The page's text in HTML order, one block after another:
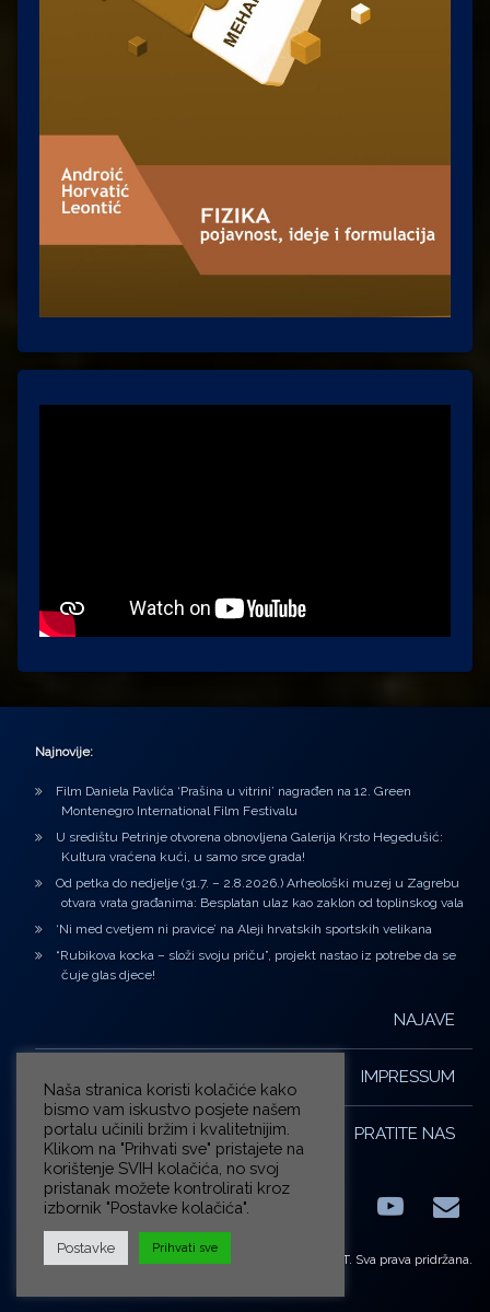
Najnovije:
Film Daniela Pavlića ‘Prašina u vitrini’ nagrađen na 12. Green
Montenegro International Film Festivalu
U središtu Petrinje otvorena obnovljena Galerija Krsto Hegedušić:
Kultura vraćena kući, u samo srce grada!
Od petka do nedjelje (31.7. – 2.8.2026.) Arheološki muzej u Zagrebu
otvara vrata građanima: Besplatan ulaz kao zaklon od toplinskog vala
‘Ni med cvetjem ni pravice’ na Aleji hrvatskih sportskih velikana
“Rubikova kocka – složi svoju priču”, projekt nastao iz potrebe da se
čuje glas djece!
NAJAVE
IMPRESSUM
PRATITE NAS
FacebookLinkedIn E-
© ZG-KULT. Sva prava pridržana.
Naša stranica koristi kolačiće kako
bismo vam iskustvo posjete našem
portalu učinili bržim i kvalitetnijim.
Klikom na "Prihvati sve" pristajete na
korištenje SVIH kolačića, no svoj
pristanak možete kontrolirati kroz
izbornik "Postavke kolačića".
Postavke Prihvati sve